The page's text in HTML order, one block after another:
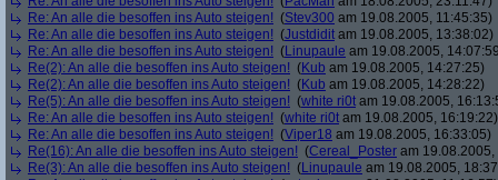
Re: An alle die besoffen ins Auto steigen! (Stev300 am 19.08.2005, 11:45:35)
Re: An alle die besoffen ins Auto steigen! (Justdidit am 19.08.2005, 13:38:02)
Re: An alle die besoffen ins Auto steigen! (Linupaule am 19.08.2005,
Re(2): An alle die besoffen ins Auto steigen! (Kub am 19.08.2005, 14:27:25)
Re(2): An alle die besoffen ins Auto steigen! (Kub am 19.08.2005, 14:28:22)
Re(5): An alle die besoffen ins Auto steigen! (white ri0t am 19.08.2005,
Re: An alle die besoffen ins Auto steigen! (white ri0t am 19.08.2005, 16:19:22)
Re: An alle die besoffen ins Auto steigen! (Viper18 am 19.08.2005, 16:33:05)
Re(16): An alle die besoffen ins Auto steigen! (Cereal_Poster am
Re(3): An alle die besoffen ins Auto steigen! (Linupaule am 19.08.2005,